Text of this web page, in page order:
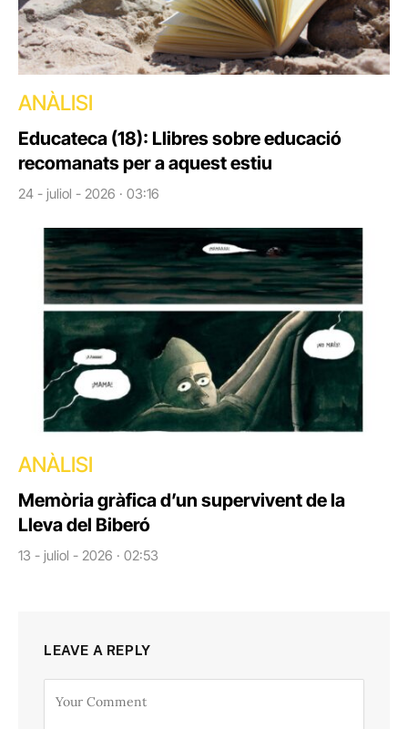
ANÀLISI
Educateca (18): Llibres sobre educació
recomanats per a aquest estiu
24 - juliol - 2026 · 03:16
ANÀLISI
Memòria gràfica d’un supervivent de la
Lleva del Biberó
13 - juliol - 2026 · 02:53
LEAVE A REPLY